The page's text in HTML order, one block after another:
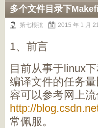
多个文件目录下
第七根弦 2015 年 1 月
1、前言
目前从事于linux
编译文件的任务
容可以参考网上
http://
常佩服。